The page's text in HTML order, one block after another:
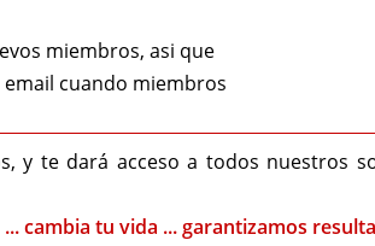
miembros, asi que
cuando miembros
y te dará acceso a todos nuestros
... cambia tu vida ... garantizamos